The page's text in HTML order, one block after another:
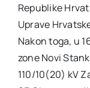
Republike
Uprave
Nakon toga, u
zone Novi
110/10(20) kV